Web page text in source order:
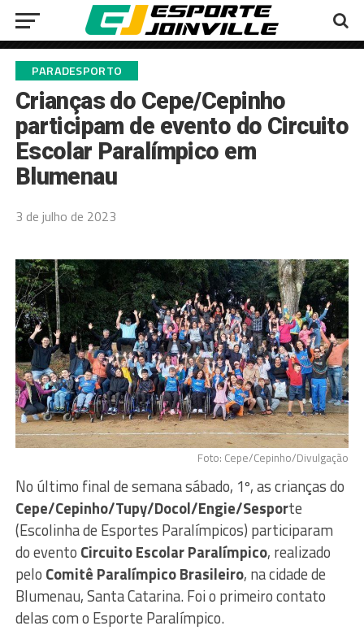
PARADESPORTO
Crianças do Cepe/Cepinho
participam de evento do Circuito
Escolar Paralímpico em
Blumenau
3 de julho de 2023
Foto: Cepe/Cepinho/Divulgação
No último final de semana sábado, 1º, as crianças do
Cepe/Cepinho/Tupy/Docol/Engie/Sesporte
(Escolinha de Esportes Paralímpicos) participaram
do evento Circuito Escolar Paralímpico, realizado
pelo Comitê Paralímpico Brasileiro, na cidade de
Blumenau, Santa Catarina. Foi o primeiro contato
delas com o Esporte Paralímpico.